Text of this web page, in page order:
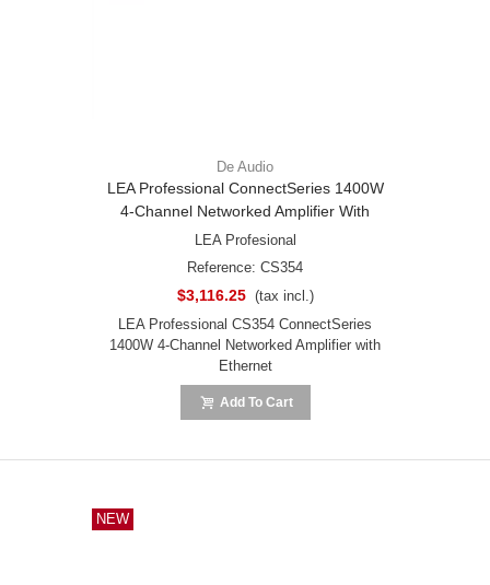
De Audio
LEA Professional ConnectSeries 1400W
4-Channel Networked Amplifier With
Ethernet
LEA Profesional
Reference: CS354
$3,116.25 (tax incl.)
LEA Professional CS354 ConnectSeries
1400W 4-Channel Networked Amplifier with
Ethernet
Add To Cart
NEW